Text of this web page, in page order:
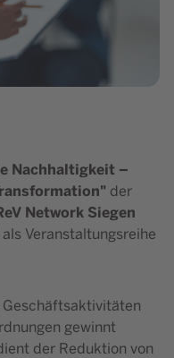
Nachhaltigkeit –
der
Network Siegen
Veranstaltungsreihe
gewinnt
der Reduktion von